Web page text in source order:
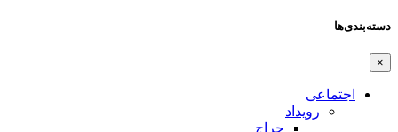
دسته‌بندی‌ها
×
اجتماعی
رویداد
حراج